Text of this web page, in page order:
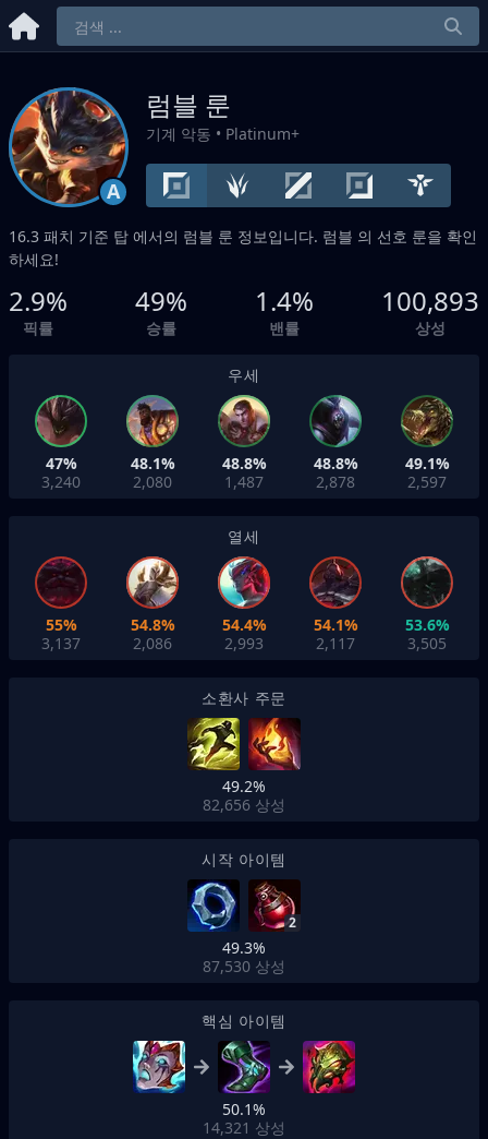
A
럼블 룬
기계 악동 • Platinum+
16.3 패치 기준 탑 에서의 럼블 룬 정보입니다. 럼블 의 선호 룬을 확인
하세요!
2.9%
픽률
49%
승률
1.4%
밴률
100,893
상성
우세
47%
3,240
48.1%
2,080
48.8%
1,487
48.8%
2,878
49.1%
2,597
열세
55%
3,137
54.8%
2,086
54.4%
2,993
54.1%
2,117
53.6%
3,505
소환사 주문
49.2%
82,656 상성
시작 아이템
2
49.3%
87,530 상성
핵심 아이템
50.1%
14,321 상성